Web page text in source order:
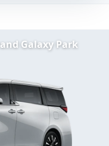
Galaxy Park